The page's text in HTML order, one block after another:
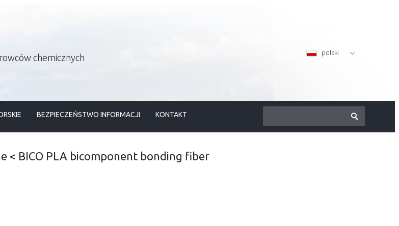
chemicznych polski
BEZPIECZEŃSTWO INFORMACJI KONTAKT
< BICO PLA bicomponent bonding fiber